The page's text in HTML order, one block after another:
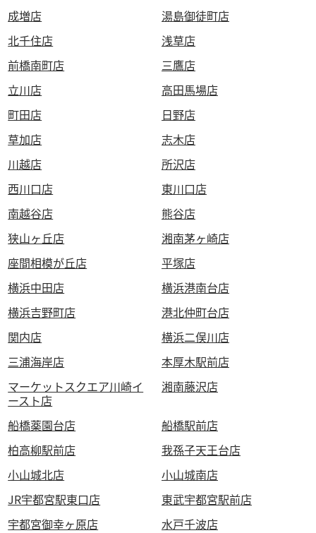
成増店
湯島御徒町店
北千住店
浅草店
前橋南町店
三鷹店
立川店
高田馬場店
町田店
日野店
草加店
志木店
川越店
所沢店
西川口店
東川口店
南越谷店
熊谷店
狭山ヶ丘店
湘南茅ヶ崎店
座間相模が丘店
平塚店
横浜中田店
横浜港南台店
横浜吉野町店
港北仲町台店
関内店
横浜二俣川店
三浦海岸店
本厚木駅前店
マーケットスクエア川崎イ
ースト店
湘南藤沢店
船橋薬園台店
船橋駅前店
柏高柳駅前店
我孫子天王台店
小山城北店
小山城南店
JR宇都宮駅東口店
東武宇都宮駅前店
宇都宮御幸ヶ原店
水戸千波店